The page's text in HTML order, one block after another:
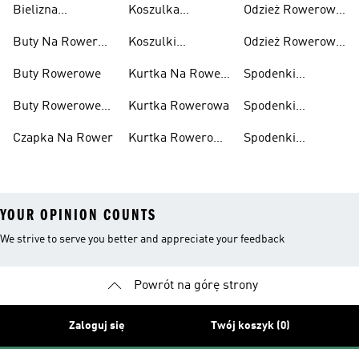
Bielizna
Buty Na Rower
Buty Rowerowe
Buty Rowerowe
Czapka Na Rower
Damska
Koszulka
Koszulki
Kurtka Na Rower
Kurtka Rowerowa
Kurtka Rowerowa
Odzież Rowerowa
Odzież Rowerowa
Spodenki
Spodenki
Damskie
Spodenki
YOUR OPINION COUNTS
We strive to serve you better and appreciate your feedback
Powrót na górę strony
Zaloguj się Twój koszyk (0)